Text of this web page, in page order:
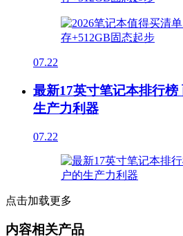
07.22
最新17英寸笔记本排行
生产力利器
07.22
点击加载更多
内容相关产品